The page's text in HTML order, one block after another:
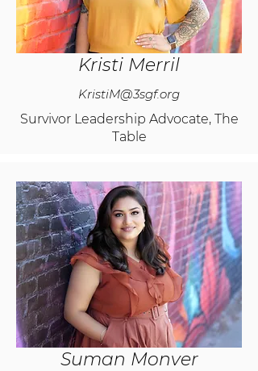
Kristi Merril
KristiM@3sgf.org
Survivor Leadership Advocate, The
Table
Suman Monver